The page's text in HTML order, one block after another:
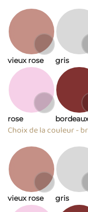
vieux rose gris
rose
Choix de la couleur -
vieux rose gris